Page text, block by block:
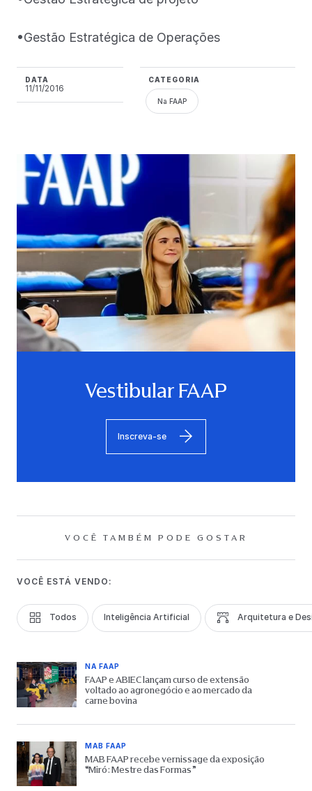
•Gestão Estratégica de Operações
DATA
11/11/2016
CATEGORIA
Na FAAP
Vestibular FAAP
Inscreva-se
VOCÊ TAMBÉM PODE GOSTAR
VOCÊ ESTÁ VENDO:
Todos Inteligência Artificial Arquitetura e
NA FAAP
FAAP e ABIEC lançam curso de extensão
voltado ao agronegócio e ao mercado da
carne bovina
MAB FAAP
MAB FAAP recebe vernissage da exposição
“Miró: Mestre das Formas”